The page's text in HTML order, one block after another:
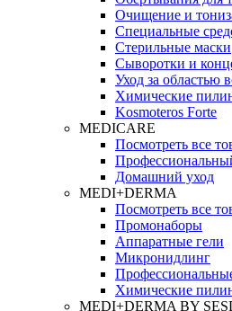
Очищение и
Специальные
Стерильные маски
Сыворотки и
Уход за областью
Химические
Kosmoteros Forte
MEDICARE
Посмотреть все
Домашний уход
MEDI+DERMA
Посмотреть все
Промонаборы
Аппаратные гели
Микронидлинг
Химические
MEDI+DERMA BY